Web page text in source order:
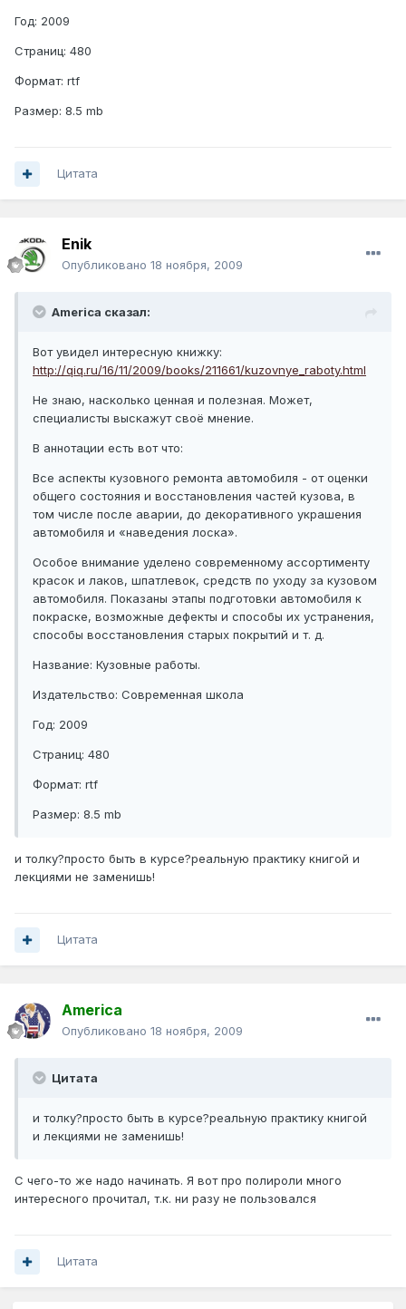
Год: 2009
Страниц: 480
Формат: rtf
Размер: 8.5 mb
Цитата
Enik
Опубликовано 18 ноября, 2009
America сказал:
Вот увидел интересную книжку:
http://qiq.ru/16/11/2009/books/211661/kuzovnye_raboty.html
Не знаю, насколько ценная и полезная. Может,
специалисты выскажут своё мнение.
В аннотации есть вот что:
Все аспекты кузовного ремонта автомобиля - от оценки
общего состояния и восстановления частей кузова, в
том числе после аварии, до декоративного украшения
автомобиля и «наведения лоска».
Особое внимание уделено современному ассортименту
красок и лаков, шпатлевок, средств по уходу за кузовом
автомобиля. Показаны этапы подготовки автомобиля к
покраске, возможные дефекты и способы их устранения,
способы восстановления старых покрытий и т. д.
Название: Кузовные работы.
Издательство: Современная школа
Год: 2009
Страниц: 480
Формат: rtf
Размер: 8.5 mb
и толку?просто быть в курсе?реальную практику книгой и
лекциями не заменишь!
Цитата
America
Опубликовано 18 ноября, 2009
Цитата
и толку?просто быть в курсе?реальную практику книгой
и лекциями не заменишь!
С чего-то же надо начинать. Я вот про полироли много
интересного прочитал, т.к. ни разу не пользовался
Цитата